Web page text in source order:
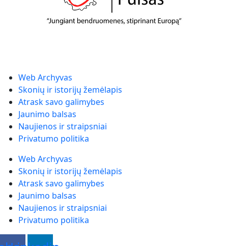
Web Archyvas
Skonių ir istorijų žemėlapis
Atrask savo galimybes
Jaunimo balsas
Naujienos ir straipsniai
Privatumo politika
Web Archyvas
Skonių ir istorijų žemėlapis
Atrask savo galimybes
Jaunimo balsas
Naujienos ir straipsniai
Privatumo politika